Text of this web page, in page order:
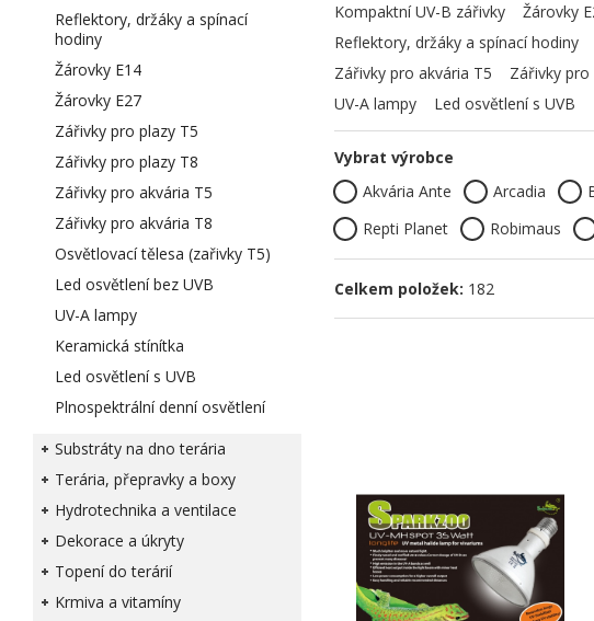
Reflektory, držáky a spínací
hodiny
Žárovky E14
Žárovky E27
Zářivky pro plazy T5
Zářivky pro plazy T8
Zářivky pro akvária T5
Zářivky pro akvária T8
Osvětlovací tělesa (zařivky T5)
Led osvětlení bez UVB
UV-A lampy
Keramická stínítka
Led osvětlení s UVB
Plnospektrální denní osvětlení
Substráty na dno terária
Terária, přepravky a boxy
Hydrotechnika a ventilace
Dekorace a úkryty
Topení do terárií
Krmiva a vitamíny
Kompaktní UV-B zářivky
Žárovky
Reflektory, držáky a spínací hodiny
Zářivky pro akvária T5
Zářivky pro
UV-A lampy
Led osvětlení s UVB
Vybrat výrobce
Akvária Ante
Arcadia
Repti Planet
Robimaus
Celkem položek: 182